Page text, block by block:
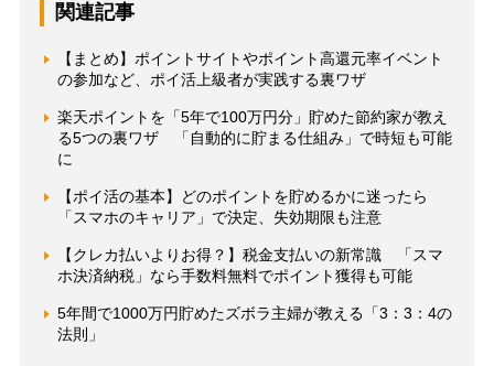
関連記事
【まとめ】ポイントサイトやポイント高還元率イベント
の参加など、ポイ活上級者が実践する裏ワザ
楽天ポイントを「5年で100万円分」貯めた節約家が教え
る5つの裏ワザ 「自動的に貯まる仕組み」で時短も可能
に
【ポイ活の基本】どのポイントを貯めるかに迷ったら
「スマホのキャリア」で決定、失効期限も注意
【クレカ払いよりお得？】税金支払いの新常識 「スマ
ホ決済納税」なら手数料無料でポイント獲得も可能
5年間で1000万円貯めたズボラ主婦が教える「3：3：4の
法則」